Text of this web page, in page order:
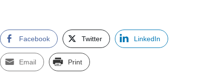
Facebook Twitter LinkedIn
Email Print